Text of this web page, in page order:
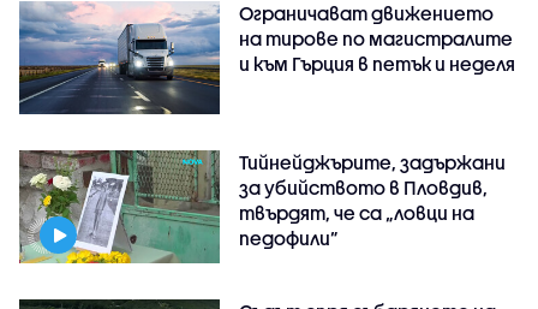
Ограничават движението
на тирове по магистралите
и към Гърция в петък и неделя
Тийнейджърите, задържани
за убийството в Пловдив,
твърдят, че са „ловци на
педофили”